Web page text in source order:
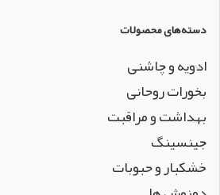
دسته‌های محصولات
ادویه و چاشنی
بخورات روحانی
بهداشت و مراقبت
جینسینگ
خشکبار و حبوبات